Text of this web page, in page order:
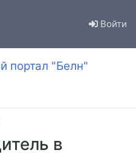
Войти
портал "Белн"
в